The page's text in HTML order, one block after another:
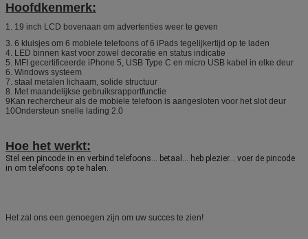
Hoofdkenmerk:
1. 19 inch LCD bovenaan om advertenties weer te geven
3. 6 kluisjes om 6 mobiele telefoons of 6 iPads tegelijkertijd op te laden
4. LED binnen kast voor zowel decoratie en status indicatie
5. MFI gecertificeerde iPhone 5, USB Type C en micro USB kabel in elke deur
6. Windows systeem
7. staal metalen lichaam, solide structuur
8. Met maandelijkse gebruiksrapportfunctie
9Kan rechercheur als de mobiele telefoon is aangesloten voor het slot deur
10Ondersteun snelle lading 2.0
Hoe het werkt:
Stel een pincode in en verbind telefoons... betaal... heb plezier... voer de pincode
in om telefoons op te halen.
Het zal ons een genoegen zijn om uw succes te zien!